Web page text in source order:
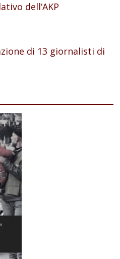
dell‘AKP
di 13 giornalisti di